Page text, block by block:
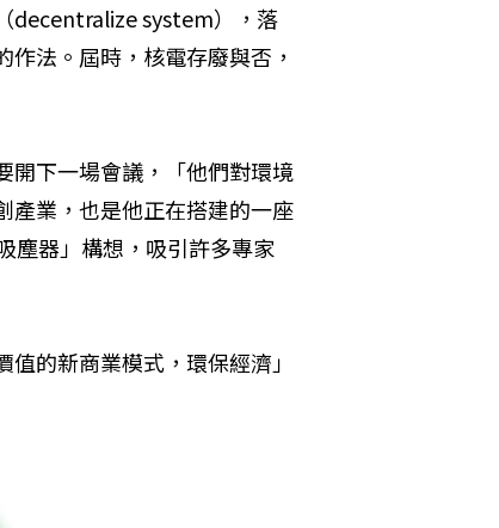
decentralize system），落
法。屆時，核電存廢與否，
開下一場會議，「他們對環境
產業，也是他正在搭建的一座
塵器」構想，吸引許多專家
的新商業模式，環保經濟」